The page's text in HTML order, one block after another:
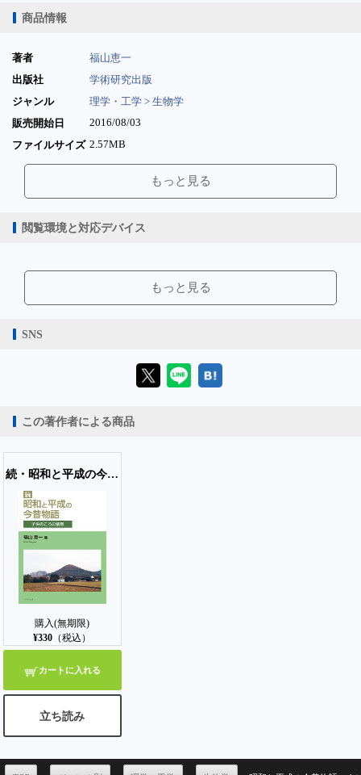
商品情報
著者
福山恵一
出版社
学術研究出版
ジャンル
理学・工学 > 生物学
販売開始日
2016/08/03
ファイルサイズ 2.57MB
ファイル形式
epub
購入
レンタル
閲覧可能期間
もっと見る
閲覧環境と対応デバイス
ブラウザビューア・PC版ConTenDoビューア・モバイルビューア
【対応デバイス】
【PC版ConTenDoビューア】
【モバイルビューア】
もっと見る
SNS
この著作者による商品
続・昭和と平成の今昔物語－子供のころの情景－
購入(無期限)
¥330 （税込）
カートに入れる
立ち読み